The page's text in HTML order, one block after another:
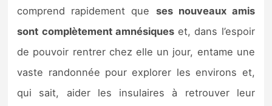
comprend rapidement que ses nouveaux amis
sont complètement amnésiqueset, dans l’espoir
de pouvoir rentrer chez elle un jour, entame une
vaste randonnée pour explorer les environs et,
qui sait, aider les insulaires à retrouver leur